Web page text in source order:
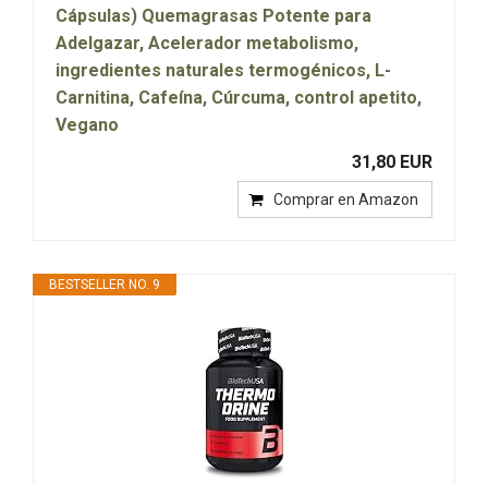
Cápsulas) Quemagrasas Potente para
Adelgazar, Acelerador metabolismo,
ingredientes naturales termogénicos, L-
Carnitina, Cafeína, Cúrcuma, control apetito,
Vegano
31,80 EUR
Comprar en Amazon
BESTSELLER NO. 9